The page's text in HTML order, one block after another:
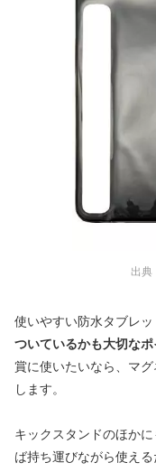
出典
使いやすい防水タブレッ
ついているかも大切な
賞に使いたいなら、マ
します。
キックスタンドのほか
ば持ち運びながら使える